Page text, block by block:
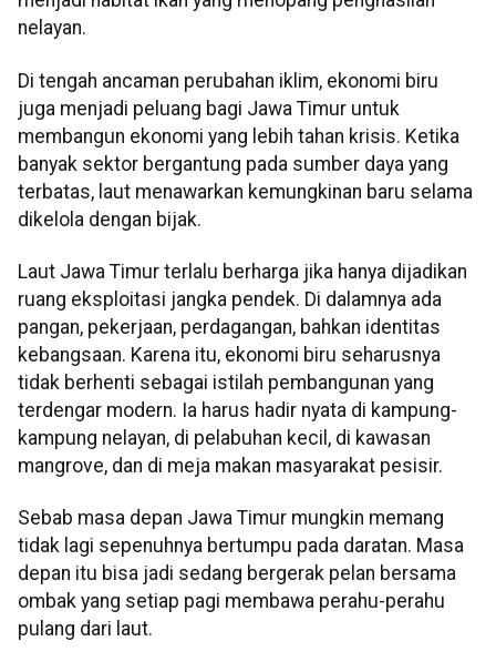
nelayan.
Di tengah ancaman perubahan iklim, ekonomi biru
juga menjadi peluang bagi Jawa Timur untuk
membangun ekonomi yang lebih tahan krisis. Ketika
banyak sektor bergantung pada sumber daya yang
terbatas, laut menawarkan kemungkinan baru selama
dikelola dengan bijak.
Laut Jawa Timur terlalu berharga jika hanya dijadikan
ruang eksploitasi jangka pendek. Di dalamnya ada
pangan, pekerjaan, perdagangan, bahkan identitas
kebangsaan. Karena itu, ekonomi biru seharusnya
tidak berhenti sebagai istilah pembangunan yang
terdengar modern. Ia harus hadir nyata di kampung-
kampung nelayan, di pelabuhan kecil, di kawasan
mangrove, dan di meja makan masyarakat pesisir.
Sebab masa depan Jawa Timur mungkin memang
tidak lagi sepenuhnya bertumpu pada daratan. Masa
depan itu bisa jadi sedang bergerak pelan bersama
ombak yang setiap pagi membawa perahu-perahu
pulang dari laut.